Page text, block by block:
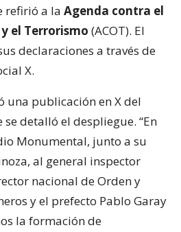
refirió a la Agenda contra el
el Terrorismo (ACOT). El
declaraciones a través de
X.
una publicación en X del
detalló el despliegue. “En
Monumental, junto a su
al general inspector
nacional de Orden y
y el prefecto Pablo Garay
la formación de